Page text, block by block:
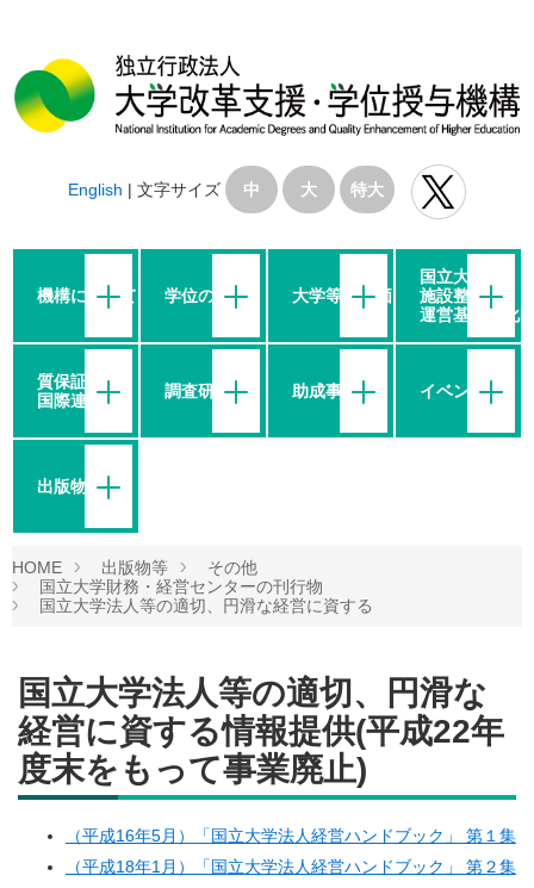
English | 文字サイズ 中 大 特大
機構について 学位の授与 大学等の評価
国立大学の
施設整備・
運営基盤強化
質保証・
国際連携
調査研究 助成事業 イベント
出版物等
HOME 出版物等
その他
国立大学財務・経営センターの刊行物
国立大学法人等の適切、円滑な経営に資する
国立大学法人等の適切、円滑な
経営に資する情報提供(平成22年
度末をもって事業廃止)
（平成16年5月）「国立大学法人経営ハンドブック」 第１集
（平成18年1月）「国立大学法人経営ハンドブック」 第２集